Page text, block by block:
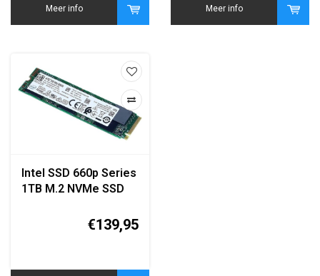
Meer info Meer info
Intel SSD 660p Series
1TB M.2 NVMe SSD
€139,95